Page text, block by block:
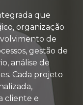
que
organização
de
gestão de
análise de
Cada projeto
cliente e